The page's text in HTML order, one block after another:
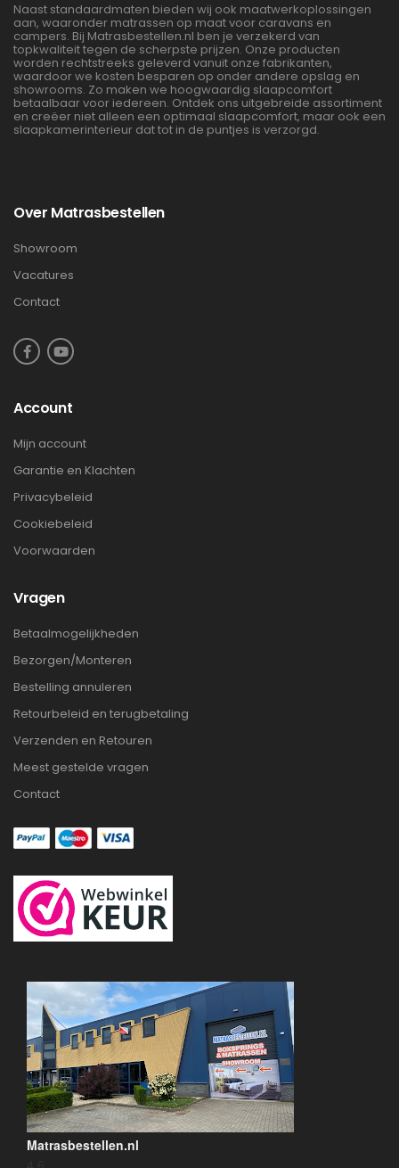
Naast standaardmaten bieden wij ook maatwerkoplossingen
aan, waaronder matrassen op maat voor caravans en
campers. Bij Matrasbestellen.nl ben je verzekerd van
topkwaliteit tegen de scherpste prijzen. Onze producten
worden rechtstreeks geleverd vanuit onze fabrikanten,
waardoor we kosten besparen op onder andere opslag en
showrooms. Zo maken we hoogwaardig slaapcomfort
betaalbaar voor iedereen. Ontdek ons uitgebreide assortiment
en creëer niet alleen een optimaal slaapcomfort, maar ook een
slaapkamerinterieur dat tot in de puntjes is verzorgd.
Over Matrasbestellen
Showroom
Vacatures
Contact
Account
Mijn account
Garantie en Klachten
Privacybeleid
Cookiebeleid
Voorwaarden
Vragen
Betaalmogelijkheden
Bezorgen/Monteren
Bestelling annuleren
Retourbeleid en terugbetaling
Verzenden en Retouren
Meest gestelde vragen
Contact
Matrasbestellen.nl